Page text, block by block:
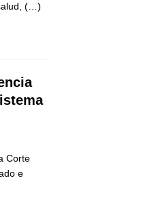
(…)
Corte
e